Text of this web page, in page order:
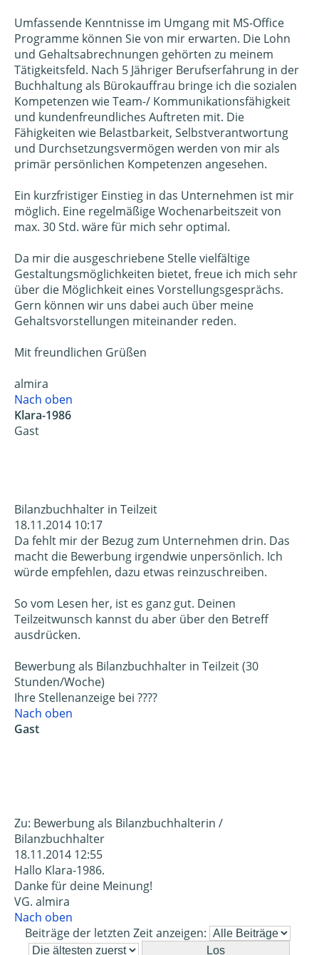
Umfassende Kenntnisse im Umgang mit MS-Office
Programme können Sie von mir erwarten. Die Lohn
und Gehaltsabrechnungen gehörten zu meinem
Tätigkeitsfeld. Nach 5 Jähriger Berufserfahrung in der
Buchhaltung als Bürokauffrau bringe ich die sozialen
Kompetenzen wie Team-/ Kommunikationsfähigkeit
und kundenfreundliches Auftreten mit. Die
Fähigkeiten wie Belastbarkeit, Selbstverantwortung
und Durchsetzungsvermögen werden von mir als
primär persönlichen Kompetenzen angesehen.
Ein kurzfristiger Einstieg in das Unternehmen ist mir
möglich. Eine regelmäßige Wochenarbeitszeit von
max. 30 Std. wäre für mich sehr optimal.
Da mir die ausgeschriebene Stelle vielfältige
Gestaltungsmöglichkeiten bietet, freue ich mich sehr
über die Möglichkeit eines Vorstellungsgesprächs.
Gern können wir uns dabei auch über meine
Gehaltsvorstellungen miteinander reden.
Mit freundlichen Grüßen
almira
Nach oben
Klara-1986
Gast
Bilanzbuchhalter in Teilzeit
18.11.2014 10:17
Da fehlt mir der Bezug zum Unternehmen drin. Das
macht die Bewerbung irgendwie unpersönlich. Ich
würde empfehlen, dazu etwas reinzuschreiben.
So vom Lesen her, ist es ganz gut. Deinen
Teilzeitwunsch kannst du aber über den Betreff
ausdrücken.
Bewerbung als Bilanzbuchhalter in Teilzeit (30
Stunden/Woche)
Ihre Stellenanzeige bei ????
Nach oben
Gast
Zu: Bewerbung als Bilanzbuchhalterin /
Bilanzbuchhalter
18.11.2014 12:55
Hallo Klara-1986.
Danke für deine Meinung!
VG. almira
Nach oben
Beiträge der letzten Zeit anzeigen: